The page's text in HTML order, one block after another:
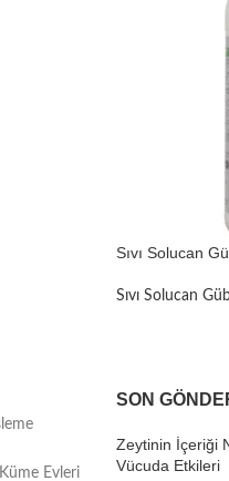
Sıvı Solucan
Sıvı Solucan
Evleri
SON
Zeytinin İçeriği
Vücuda Etkileri